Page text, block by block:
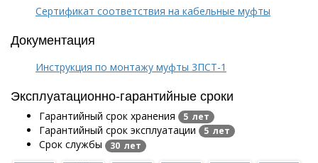
Сертификат соответствия на кабельные муфты
Документация
Инструкция по монтажу муфты 3ПСТ-1
Эксплуатационно-гарантийные сроки
Гарантийный срок хранения 5 лет
Гарантийный срок эксплуатации 5 лет
Срок службы 30 лет